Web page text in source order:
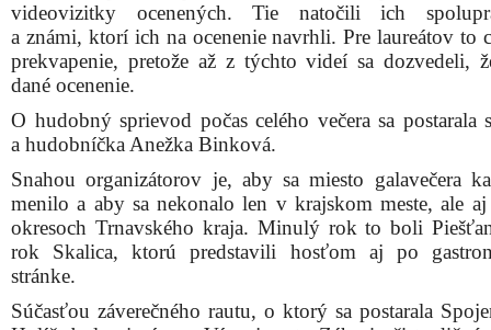
Podujatie sa konalo v spolupráci s Trnavským
krajom, Krajskou inovačnou rozvojovou
záštitou primátorky mesta Skalica. Vybraných šesť
ocenenia Srdce na dlani 2025 v Trnavskom kraji
postupuje na národné oceňovanie, ktoré organizuje
dobrovoľníckych centier a organizácií.
Zoznam laureátov ocenenia SRDCE NA DLANI 2025 v Trnavskom
• Dobrovoľník alebo dobrovoľníčka pomáhajúci v Trnavskom kraji –
Habláková
Krnáč, zástupca riaditeľa Krajskej inovačnej rozvojovej agentúry.